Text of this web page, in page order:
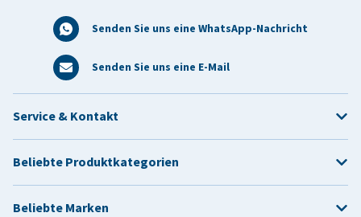
Senden Sie uns eine WhatsApp-Nachricht
Senden Sie uns eine E-Mail
Service & Kontakt
Beliebte Produktkategorien
Beliebte Marken